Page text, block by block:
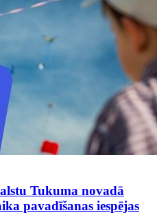
Tukuma novadā
pavadīšanas iespējas